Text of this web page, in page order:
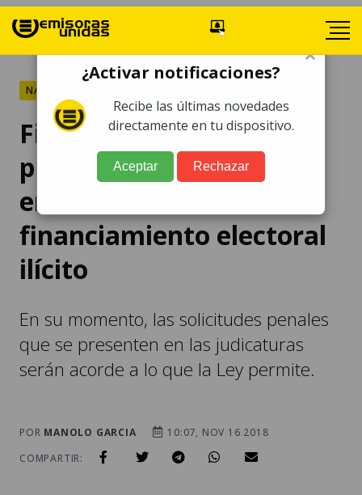
NACIONALES
Fiscalía analiza
procedimiento a seguir
en casos de
financiamiento electoral
ilícito
En su momento, las solicitudes penales
que se presenten en las judicaturas
serán acorde a lo que la Ley permite.
POR MANOLO GARCIA
10:07, NOV 16 2018
COMPARTIR:
×
¿Activar notificaciones?
Recibe las últimas novedades
directamente en tu dispositivo.
Aceptar Rechazar